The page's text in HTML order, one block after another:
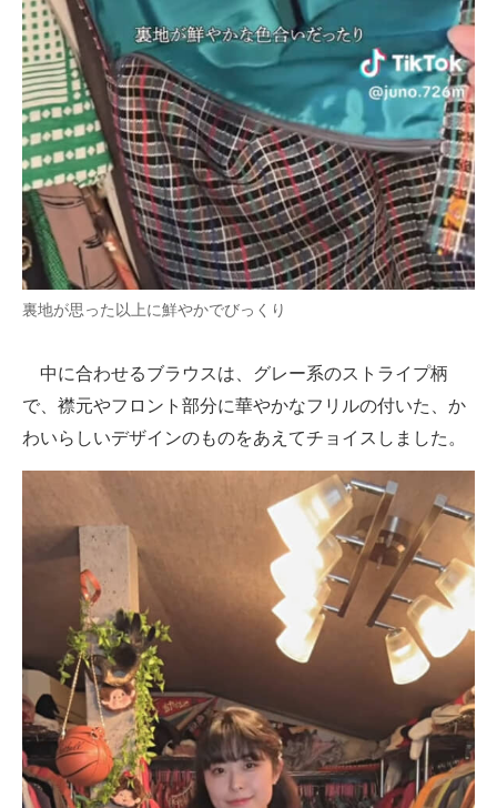
裏地が思った以上に鮮やかでびっくり
中に合わせるブラウスは、グレー系のストライプ柄
で、襟元やフロント部分に華やかなフリルの付いた、か
わいらしいデザインのものをあえてチョイスしました。